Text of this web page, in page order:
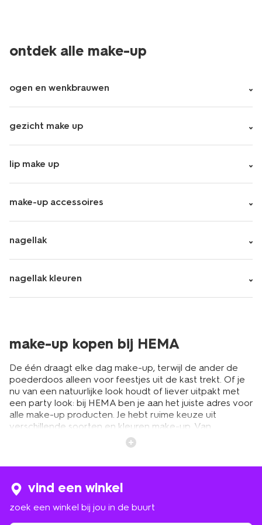
ontdek alle make-up
ogen en wenkbrauwen
gezicht make up
lip make up
make-up accessoires
nagellak
nagellak kleuren
make-up kopen bij HEMA
De één draagt elke dag make-up, terwijl de ander de
poederdoos alleen voor feestjes uit de kast trekt. Of je
nu van een natuurlijke look houdt of liever uitpakt met
een party look: bij HEMA ben je aan het juiste adres voor
alle make-up producten. Je hebt ruime keuze uit
verschillende soorten en kleuren make-up. Van
foundation en blush tot nagellak en lippenstift. Of wat
dacht je van een oogschaduw en oogpotlood voor een
van ons gewend bent. Experimenteer er maar op los!
vind een winkel
zoek een winkel bij jou in de buurt